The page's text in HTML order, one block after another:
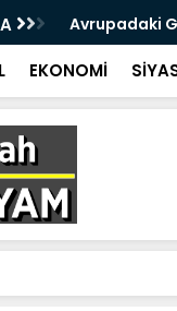
teslim Avrupadaki
EKONOMİ